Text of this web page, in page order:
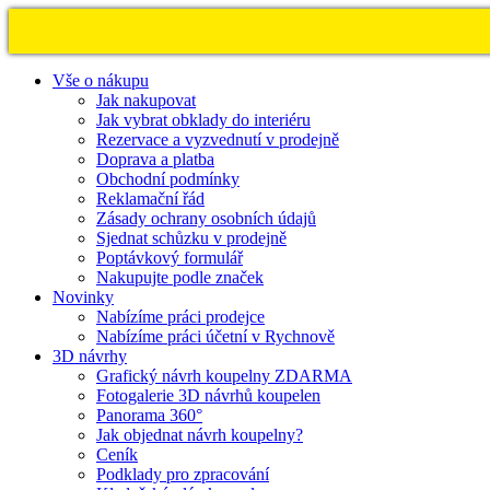
Vše o nákupu
Jak nakupovat
Jak vybrat obklady do interiéru
Rezervace a vyzvednutí v prodejně
Doprava a platba
Obchodní podmínky
Reklamační řád
Zásady ochrany osobních údajů
Sjednat schůzku v prodejně
Poptávkový formulář
Nakupujte podle značek
Novinky
Nabízíme práci prodejce
Nabízíme práci účetní v Rychnově
3D návrhy
Grafický návrh koupelny ZDARMA
Fotogalerie 3D návrhů koupelen
Panorama 360°
Jak objednat návrh koupelny?
Ceník
Podklady pro zpracování